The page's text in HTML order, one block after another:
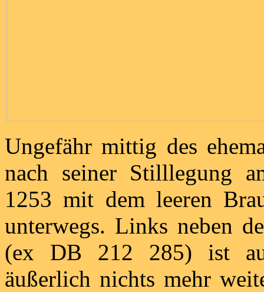
Ungefähr mittig des
nach seiner Stilllegung
1253 mit dem leeren
unterwegs. Links neben
(ex DB 212 285) ist
äußerlich nichts mehr